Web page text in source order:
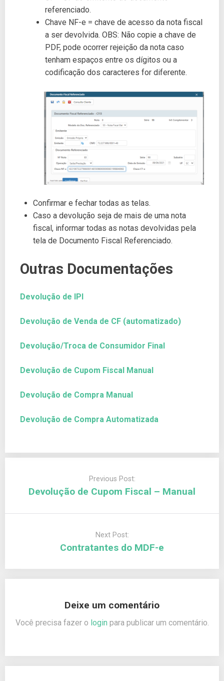
referenciado.
Chave NF-e = chave de acesso da nota fiscal
a ser devolvida. OBS: Não copie a chave de
PDF, pode ocorrer rejeição da nota caso
tenham espaços entre os dígitos ou a
codificação dos caracteres for diferente.
Confirmar e fechar todas as telas.
Caso a devolução seja de mais de uma nota
fiscal, informar todas as notas devolvidas pela
tela de Documento Fiscal Referenciado.
Outras Documentações
Devolução de IPI
Devolução de Venda de CF (automatizado)
Devolução/Troca de Consumidor Final
Devolução de Cupom Fiscal Manual
Devolução de Compra Manual
Devolução de Compra Automatizada
Previous Post:
Devolução de Cupom Fiscal – Manual
Next Post:
Contratantes do MDF-e
Deixe um comentário
Você precisa fazer o login para publicar um comentário.